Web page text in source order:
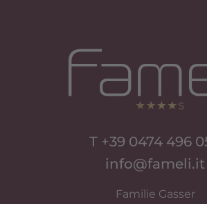
T +39 0474 496
info@fameli.it
Familie Gasser